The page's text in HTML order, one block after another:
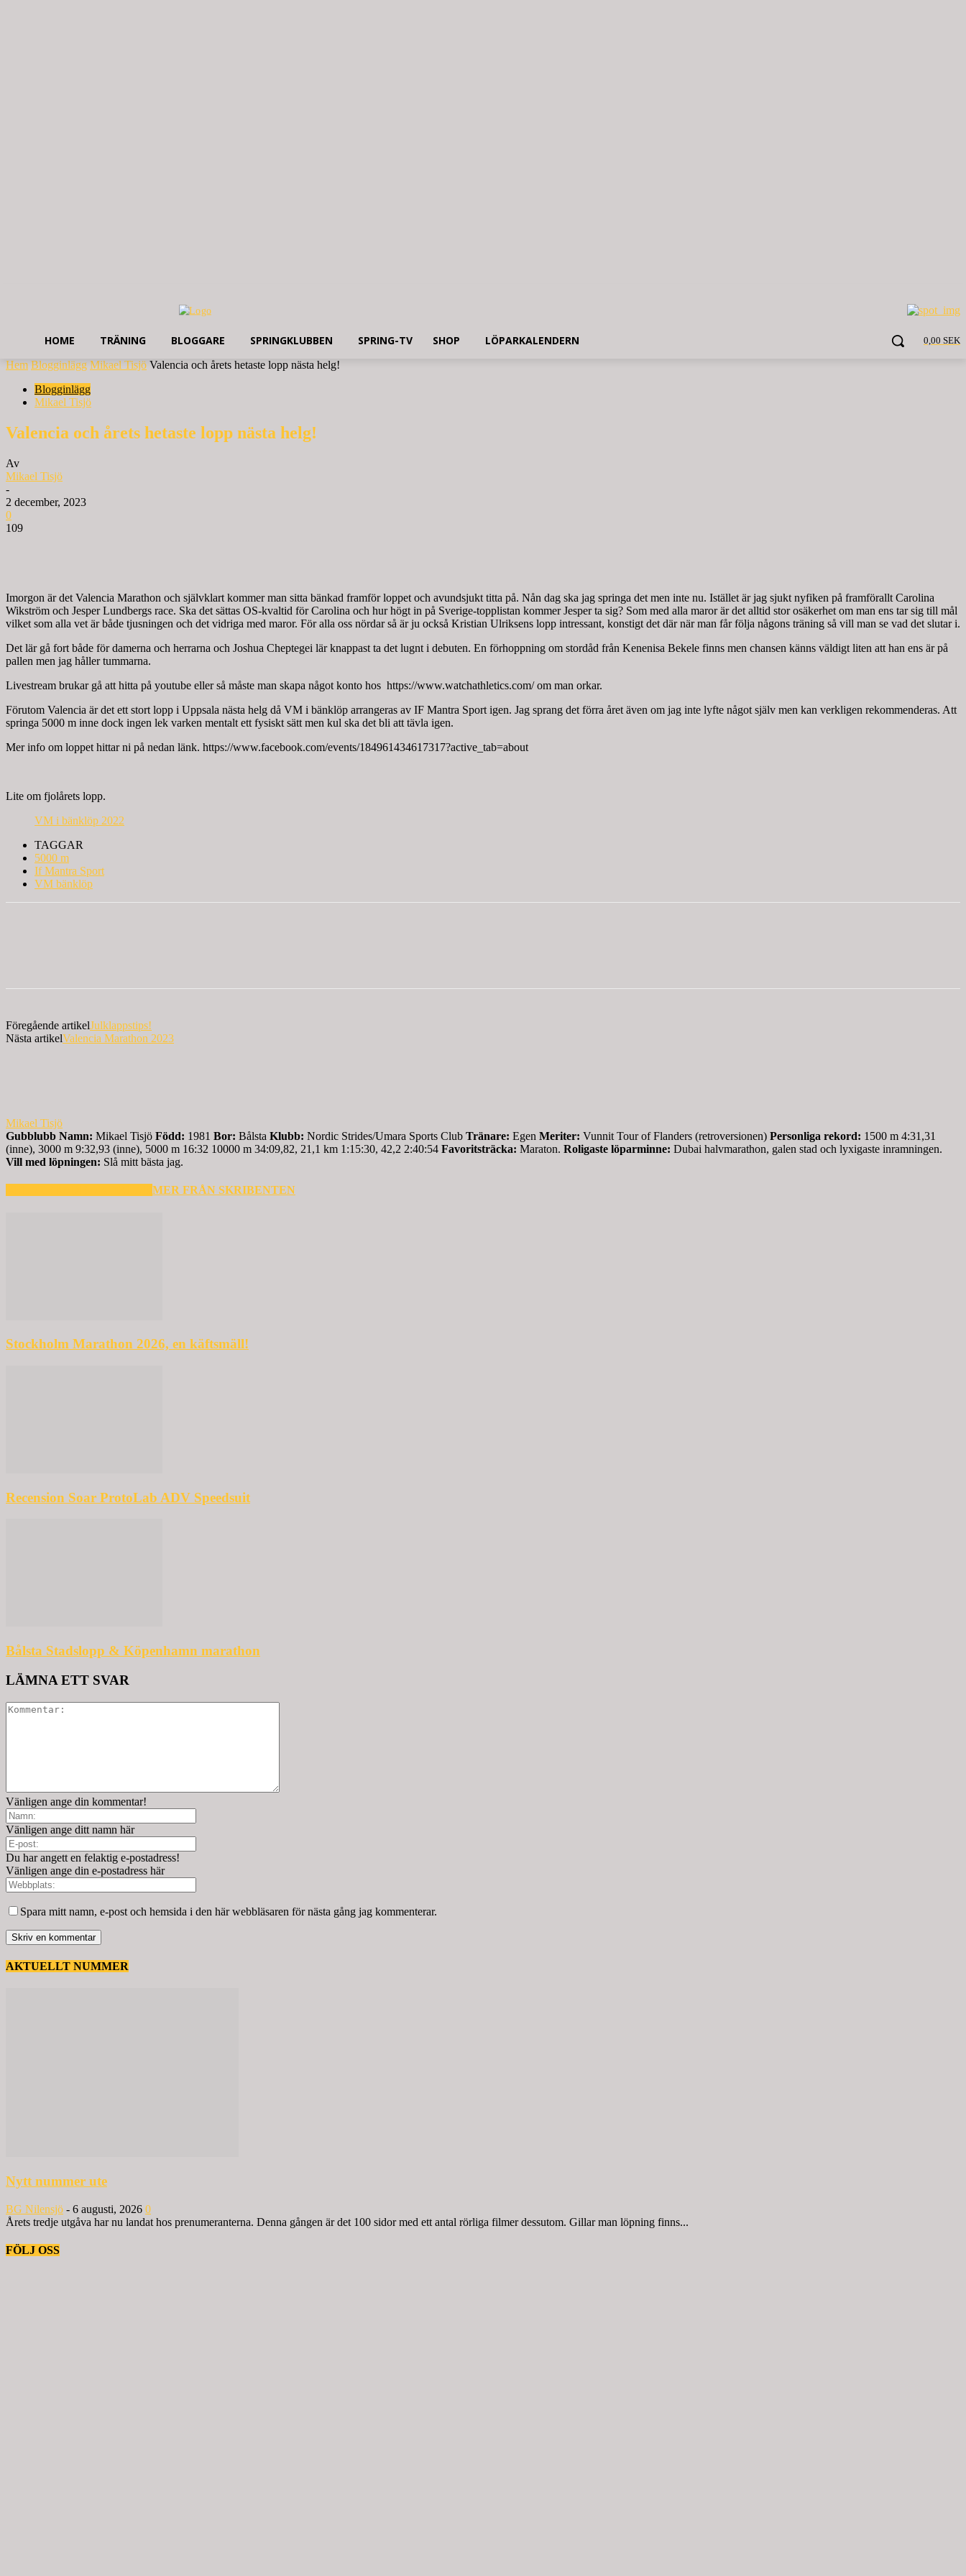
0,00 SEK
HOME TRÄNING BLOGGARE SPRINGKLUBBEN SPRING-TV SHOP LÖPARKALENDERN
Hem Blogginlägg Mikael Tisjö Valencia och årets hetaste lopp nästa helg!
Blogginlägg
Mikael Tisjö
Valencia och årets hetaste lopp nästa helg!
Av
Mikael Tisjö
-
2 december, 2023
0
109
Imorgon är det Valencia Marathon och självklart kommer man sitta bänkad framför loppet och avundsjukt titta på. Nån dag ska jag springa det men inte nu. Istället är jag sjukt nyfiken på framförallt Carolina
Wikström och Jesper Lundbergs race. Ska det sättas OS-kvaltid för Carolina och hur högt in på Sverige-topplistan kommer Jesper ta sig? Som med alla maror är det alltid stor osäkerhet om man ens tar sig till mål
vilket som alla vet är både tjusningen och det vidriga med maror. För alla oss nördar så är ju också Kristian Ulriksens lopp intressant, konstigt det där när man får följa någons träning så vill man se vad det slutar i.
Det lär gå fort både för damerna och herrarna och Joshua Cheptegei lär knappast ta det lugnt i debuten. En förhoppning om stordåd från Kenenisa Bekele finns men chansen känns väldigt liten att han ens är på
pallen men jag håller tummarna.
Livestream brukar gå att hitta på youtube eller så måste man skapa något konto hos https://www.watchathletics.com/ om man orkar.
Förutom Valencia är det ett stort lopp i Uppsala nästa helg då VM i bänklöp arrangeras av IF Mantra Sport igen. Jag sprang det förra året även om jag inte lyfte något själv men kan verkligen rekommenderas. Att
springa 5000 m inne dock ingen lek varken mentalt ett fysiskt sätt men kul ska det bli att tävla igen.
Mer info om loppet hittar ni på nedan länk. https://www.facebook.com/events/184961434617317?active_tab=about
Lite om fjolårets lopp.
VM i bänklöp 2022
TAGGAR
5000 m
If Mantra Sport
VM bänklöp
Föregående artikelJulklappstips!
Nästa artikelValencia Marathon 2023
Mikael Tisjö
Gubblubb Namn: Mikael Tisjö Född: 1981 Bor: Bålsta Klubb: Nordic Strides/Umara Sports Club Tränare: Egen Meriter: Vunnit Tour of Flanders (retroversionen) Personliga rekord: 1500 m 4:31,31
(inne), 3000 m 9:32,93 (inne), 5000 m 16:32 10000 m 34:09,82, 21,1 km 1:15:30, 42,2 2:40:54 Favoritsträcka: Maraton. Roligaste löparminne: Dubai halvmarathon, galen stad och lyxigaste inramningen.
Vill med löpningen: Slå mitt bästa jag.
MER FRÅN SKRIBENTEN
Stockholm Marathon 2026, en käftsmäll!
Recension Soar ProtoLab ADV Speedsuit
Bålsta Stadslopp & Köpenhamn marathon
LÄMNA ETT SVAR
Vänligen ange din kommentar!
Vänligen ange ditt namn här
Du har angett en felaktig e-postadress!
Vänligen ange din e-postadress här
Spara mitt namn, e-post och hemsida i den här webbläsaren för nästa gång jag kommenterar.
AKTUELLT NUMMER
Nytt nummer ute
BG Nilensjö - 6 augusti, 2026 0
Årets tredje utgåva har nu landat hos prenumeranterna. Denna gången är det 100 sidor med ett antal rörliga filmer dessutom. Gillar man löpning finns...
FÖLJ OSS